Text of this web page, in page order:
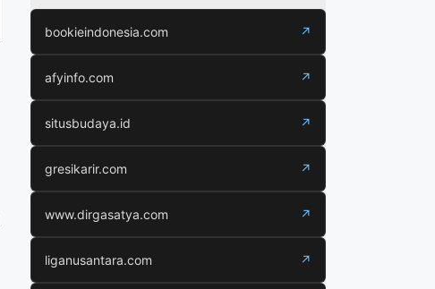
bookieindonesia.com ↗
afyinfo.com ↗
situsbudaya.id ↗
gresikarir.com ↗
www.dirgasatya.com ↗
liganusantara.com ↗